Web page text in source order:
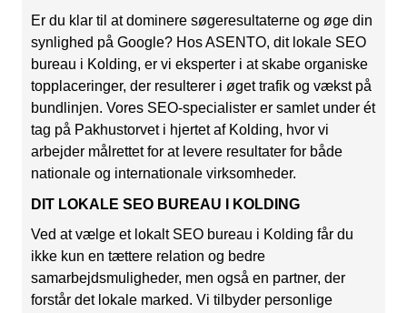
Er du klar til at dominere søgeresultaterne og øge din
synlighed på Google? Hos ASENTO, dit lokale SEO
bureau i Kolding, er vi eksperter i at skabe organiske
topplaceringer, der resulterer i øget trafik og vækst på
bundlinjen. Vores SEO-specialister er samlet under ét
tag på Pakhustorvet i hjertet af Kolding, hvor vi
arbejder målrettet for at levere resultater for både
nationale og internationale virksomheder.
DIT LOKALE SEO BUREAU I KOLDING
Ved at vælge et lokalt SEO bureau i Kolding får du
ikke kun en tættere relation og bedre
samarbejdsmuligheder, men også en partner, der
forstår det lokale marked. Vi tilbyder personlige